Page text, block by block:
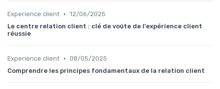
Experience client • 12/06/2025
Le centre relation client : clé de voûte de l'expérience client
réussie
Experience client • 08/05/2025
Comprendre les principes fondamentaux de la relation client